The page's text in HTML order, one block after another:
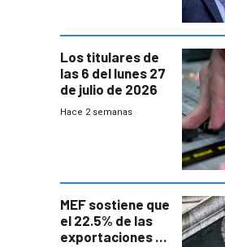
Los titulares de
las 6 del lunes 27
de julio de 2026
Hace 2 semanas
MEF sostiene que
el 22.5% de las
exportaciones a